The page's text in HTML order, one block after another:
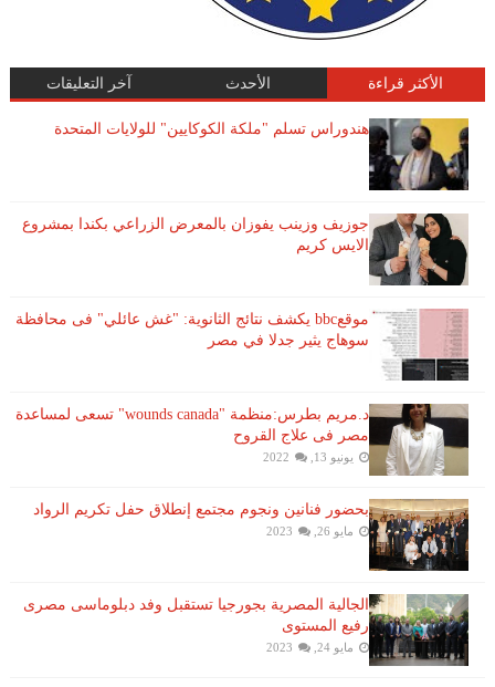
الأكثر قراءة الأحدث آخر التعليقات
هندوراس تسلم "ملكة الكوكايين" للولايات المتحدة
جوزيف وزينب يفوزان بالمعرض الزراعي بكندا بمشروع
الايس كريم
موقعbbc يكشف نتائج الثانوية: "غش عائلي" فى محافظة
سوهاج يثير جدلا في مصر
د.مريم بطرس:منظمة "wounds canada" تسعى لمساعدة
مصر فى علاج القروح
يونيو 13, 2022
بحضور فنانين ونجوم مجتمع إنطلاق حفل تكريم الرواد
مايو 26, 2023
الجالية المصرية بجورجيا تستقبل وفد دبلوماسى مصرى
رفيع المستوى
مايو 24, 2023